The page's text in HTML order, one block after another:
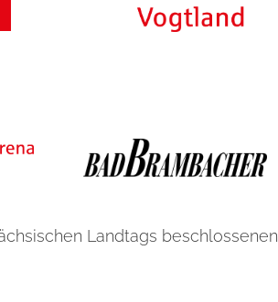
Landtags beschlossenen